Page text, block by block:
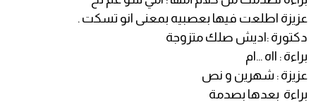
عزيزة اطلعت فيها بعصبيه بمعنى انو تسكت .
دكتورة :اديش صلك متزوجة
براءة : ااه ...ام
عزيزة : شهرين و نص
براءة بعدها بصدمة